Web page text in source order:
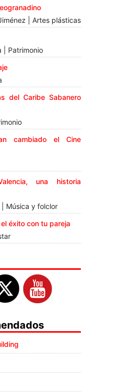
| Artes plásticas
| Patrimonio
del Caribe Sabanero
cambiado el Cine
una historia
| Música y folclor
éxito con tu pareja